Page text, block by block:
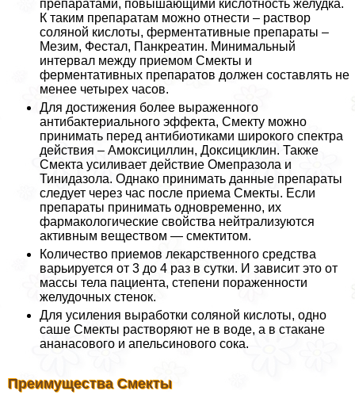
препаратами, повышающими кислотность желудка.
К таким препаратам можно отнести – раствор
соляной кислоты, ферментативные препараты –
Мезим, Фестал, Панкреатин. Минимальный
интервал между приемом Смекты и
ферментативных препаратов должен составлять не
менее четырех часов.
Для достижения более выраженного
антибактериального эффекта, Смекту можно
принимать перед антибиотиками широкого спектра
действия – Амоксициллин, Доксициклин. Также
Смекта усиливает действие Омепразола и
Тинидазола. Однако принимать данные препараты
следует через час после приема Смекты. Если
препараты принимать одновременно, их
фармакологические свойства нейтрализуются
активным веществом — смектитом.
Количество приемов лекарственного средства
варьируется от 3 до 4 раз в сутки. И зависит это от
массы тела пациента, степени пораженности
желудочных стенок.
Для усиления выработки соляной кислоты, одно
саше Смекты растворяют не в воде, а в стакане
ананасового и апельсинового сока.
Преимущества Смекты